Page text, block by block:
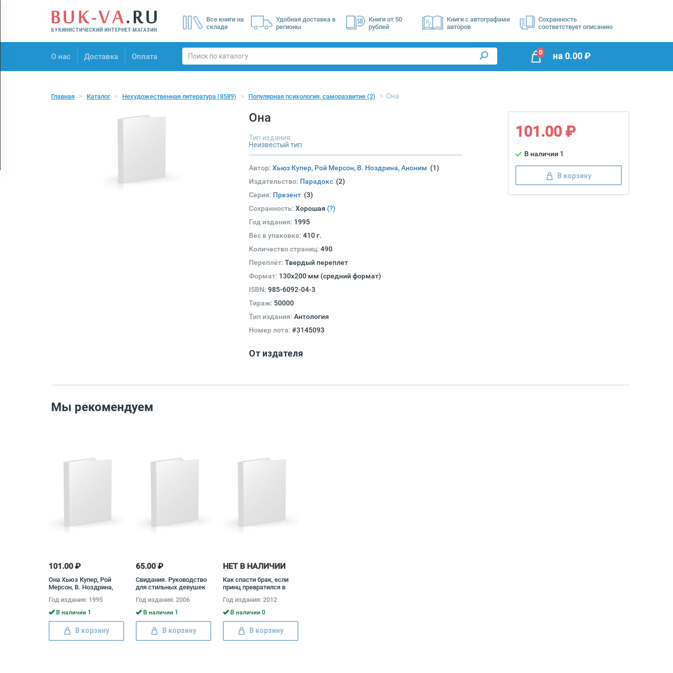
Все книги на
складе
Удобная доставка в
регионы
Книги от 50
рублей
Книги с автографами
авторов
Сохранность
соответствует описанию
О нас Доставка Оплата
О нас
0 на 0.00₽
Главная Каталог Нехудожественная литература (8589) Популярная психология, саморазвитие (2) Она
101.00 ₽
В наличии 1
В корзину
Она
Тип издания:
Неизвестый тип
Автор: Хьюз Купер, Рой Мерсон, В. Ноздрина, Аноним (1)
Издательство: Парадокс (2)
Серия: Презент (3)
Сохранность: Хорошая (?)
Год издания: 1995
Вес в упаковке: 410 г.
Количество страниц: 490
Переплёт: Твердый переплет
Формат: 130х200 мм (средний формат)
ISBN: 985-6092-04-3
Тираж: 50000
Тип издания: Антология
Номер лота: #3145093
От издателя
Мы рекомендуем
101.00 ₽
Она Хьюз Купер, Рой
Мерсон, В. Ноздрина,
Год издания: 1995
В наличии 1
В корзину
65.00 ₽
Свидания. Руководство
для стильных девушек
Год издания: 2006
В наличии 1
В корзину
НЕТ В НАЛИЧИИ
Как спасти брак, если
принц превратился в
Год издания: 2012
В наличии 0
В корзину